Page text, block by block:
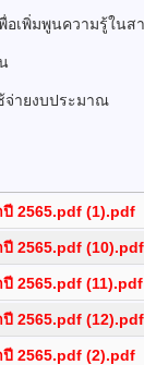
อเพิ่มพูนความรู้ใน
จ่ายงบประมาณ
2565.pdf (1).pdf
2565.pdf (10).pdf
2565.pdf (11).pdf
2565.pdf (12).pdf
2565.pdf (2).pdf